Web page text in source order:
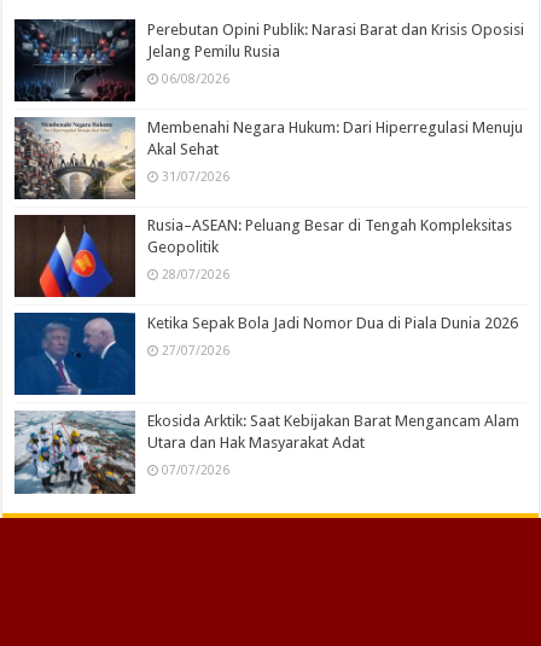
Perebutan Opini Publik: Narasi Barat dan Krisis Oposisi
Jelang Pemilu Rusia
06/08/2026
Membenahi Negara Hukum: Dari Hiperregulasi Menuju
Akal Sehat
31/07/2026
Rusia–ASEAN: Peluang Besar di Tengah Kompleksitas
Geopolitik
28/07/2026
Ketika Sepak Bola Jadi Nomor Dua di Piala Dunia 2026
27/07/2026
Ekosida Arktik: Saat Kebijakan Barat Mengancam Alam
Utara dan Hak Masyarakat Adat
07/07/2026